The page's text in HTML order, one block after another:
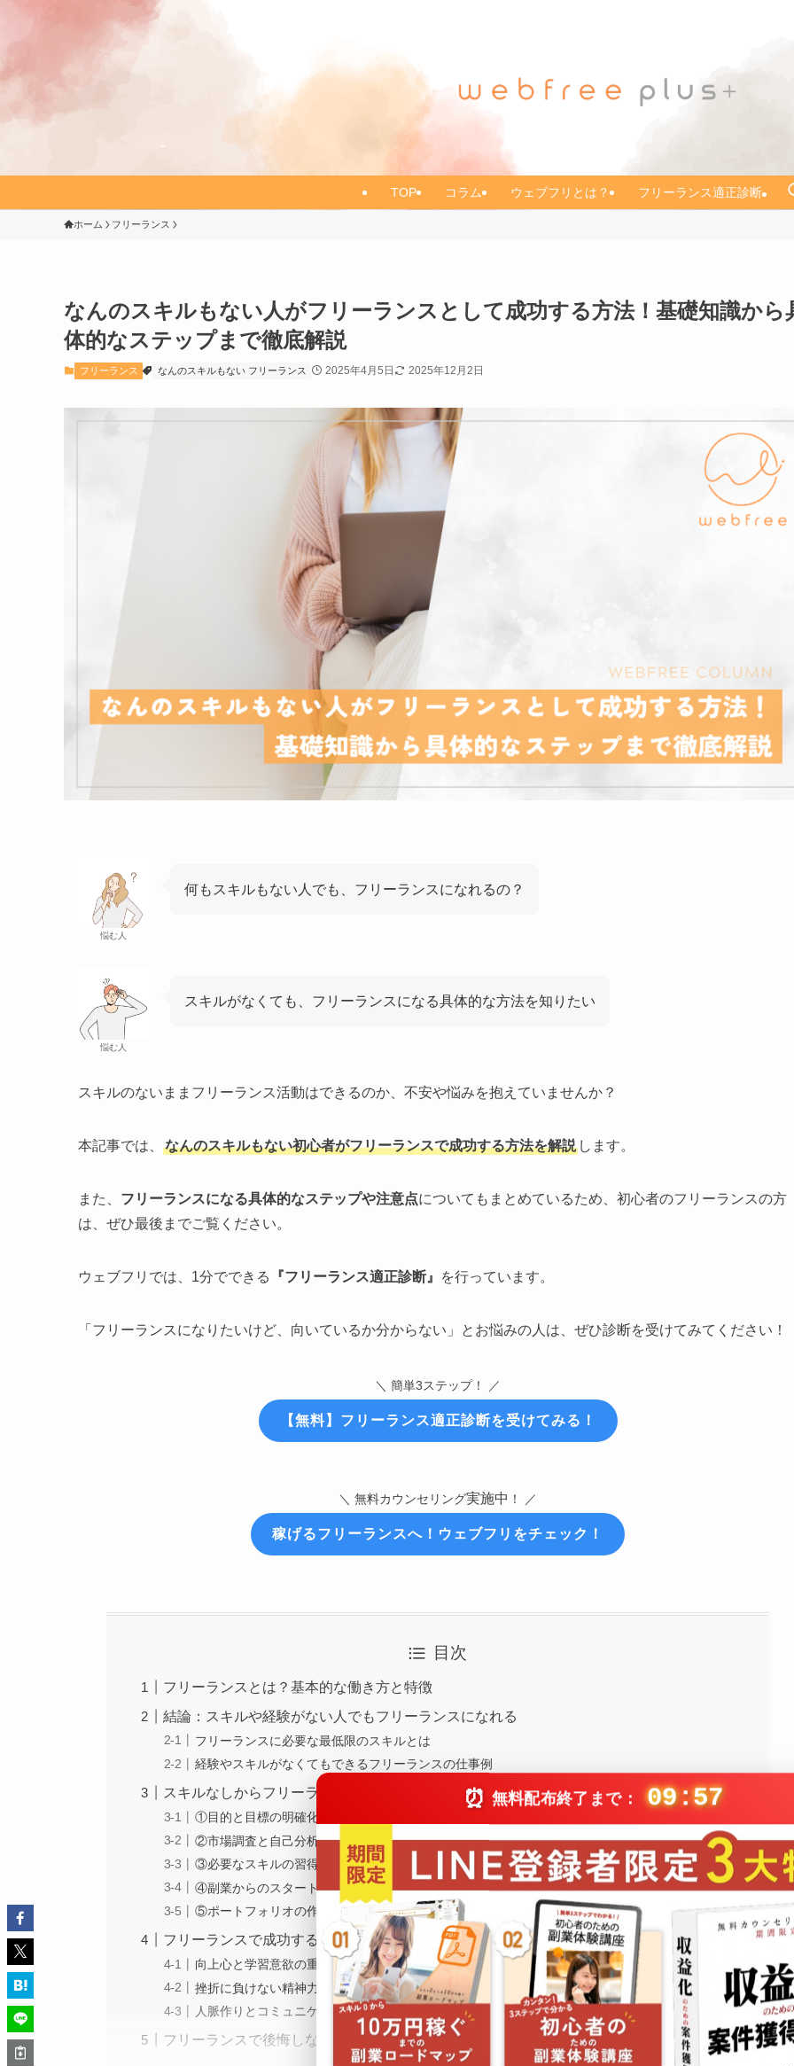
TOP コラム ウェブフリとは？ フリーランス適正診断
ホーム フリーランス
なんのスキルもない人がフリーランスとして成功する方法！基礎知識から
体的なステップまで徹底解説
フリーランス なんのスキルもない フリーランス 2025年4月5日 2025年12月2日
悩む人
何もスキルもない人でも、フリーランスになれるの？
悩む人
スキルがなくても、フリーランスになる具体的な方法を知りたい
スキルのないままフリーランス活動はできるのか、不安や悩みを抱えていませんか？
本記事では、 なんのスキルもない初心者がフリーランスで成功する方法を解説 します。
また、 フリーランスになる具体的なステップや注意点についてもまとめているため、初心者のフリーランスの方
は、ぜひ最後までご覧ください。
ウェブフリでは、1分でできる 『フリーランス適正診断』 を行っています。
「フリーランスになりたいけど、向いているか分からない」とお悩みの人は、ぜひ診断を受けてみてください！
＼ 簡単3ステップ！ ／
【無料】 フリーランス適正診断を受けてみる！
＼ 無料カウンセリング実施中 ！ ／
稼げるフリーランスへ！ウェブフリをチェック！
目次
フリーランスとは？基本的な働き方と特徴
結論：スキルや経験がない人でもフリーランスになれる
フリーランスに必要な最低限のスキルとは
経験やスキルがなくてもできるフリーランスの仕事例
スキルなしからフリーランスになる具体的なステップ
①目的と目標の明確化
②市場調査と自己分析
③必要なスキルの習得
④副業からのスタート
⑤ポートフォリオの作成とアピール
フリーランスで成功するためのマインドセット
向上心と学習意欲の重要性
挫折に負けない精神力の育て方
人脈作りとコミュニケーション能力の磨き方
フリーランスで後悔しないための注意点
⏰ 無料配布終了まで： 09:56